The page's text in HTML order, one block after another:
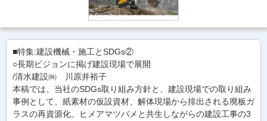
■特集:建設機械・施工とSDGs②
○長期ビジョンに掲げ建設現場で展開
/清水建設㈱ 川原井裕子
本稿では、当社のSDGs取り組み方針と、建設現場での取り組み
事例として、紙素材の仮設資材、解体現場から排出される廃板ガ
ラスの再資源化、ヒメアマツバメと共生しながらの建設工事の3